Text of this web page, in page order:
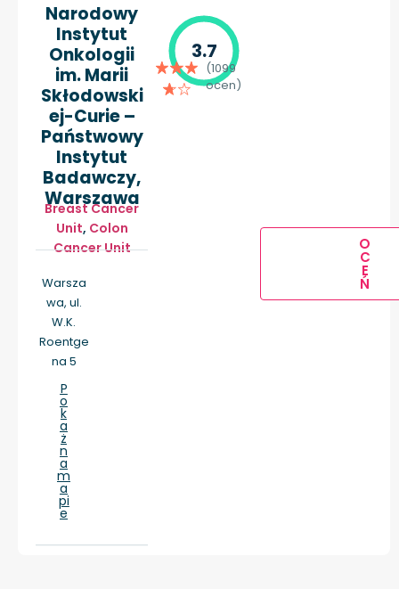
Narodowy
Instytut
Onkologii
im. Marii
Skłodowski
ej-Curie –
Państwowy
Instytut
Badawczy,
Warszawa
Breast Cancer
Unit, Colon
Cancer Unit
Warsza
wa, ul.
W.K.
Roentge
na 5
P
o
k
a
ż
n
a
m
a
pi
e
3.7
(1099
ocen)
O
C
E
Ń